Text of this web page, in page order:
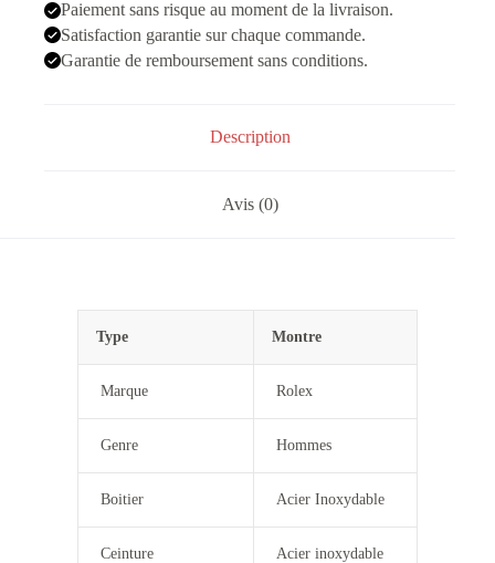
Paiement sans risque au moment de la livraison.
Satisfaction garantie sur chaque commande.
Garantie de remboursement sans conditions.
Description
Avis (0)
Type Montre
Marque Rolex
Genre Hommes
Boitier Acier Inoxydable
Ceinture Acier inoxydable